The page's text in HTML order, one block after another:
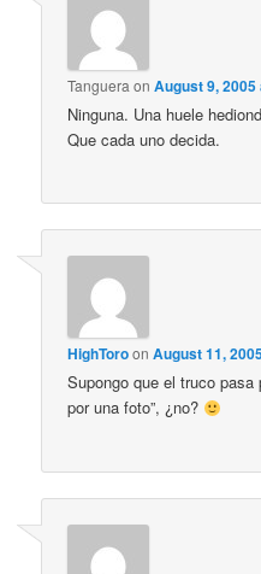
Tanguera onAugust 9, 2005
Ninguna. Una huele
Que cada uno decida.
HighToroonAugust 11,
Supongo que el truco pasa
por una foto”, ¿no?